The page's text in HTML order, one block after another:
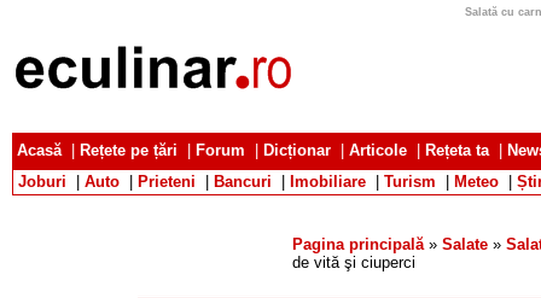
Salată cu
Acasă| Rețete pe țări Forum Dicționar Articole Rețeta ta|
Joburi
Auto Prieteni Bancuri Imobiliare Turism Meteo
Pagina principală» Salate »
de vită şi ciuperci